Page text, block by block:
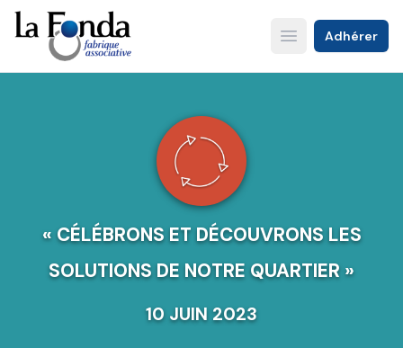
Aller
au
contenu
principal
Open main menu
Adhérer
« CÉLÉBRONS ET DÉCOUVRONS LES
SOLUTIONS DE NOTRE QUARTIER »
10 JUIN 2023